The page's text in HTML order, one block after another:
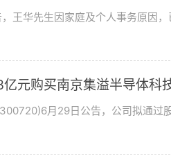
王华先生因家庭及个人事务原因，
元购买南京集溢半导体科
月29日公告，公司拟通过